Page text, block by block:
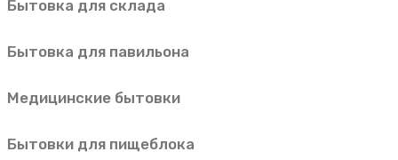
Бытовка для склада
Бытовка для павильона
Медицинские бытовки
Бытовки для пищеблока